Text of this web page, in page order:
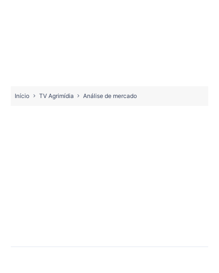
Início TV Agrimídia Análise de mercado